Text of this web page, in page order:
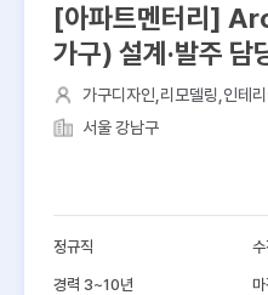
[아파트멘터리]
가구) 설계·발주 담
가구디자인,리모델링,인테
서울 강남구
정규직
경력 3~10년 마